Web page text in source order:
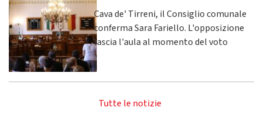
Cava de' Tirreni, il Consiglio comunale
conferma Sara Fariello. L'opposizione
lascia l'aula al momento del voto
Tutte le notizie